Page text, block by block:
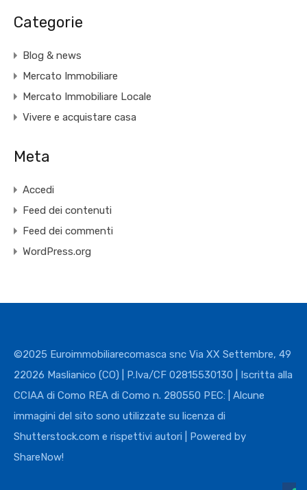
Categorie
Blog & news
Mercato Immobiliare
Mercato Immobiliare Locale
Vivere e acquistare casa
Meta
Accedi
Feed dei contenuti
Feed dei commenti
WordPress.org
©2025 Euroimmobiliarecomasca snc Via XX Settembre, 49
22026 Maslianico (CO) | P.Iva/CF 02815530130 | Iscritta alla
CCIAA di Como REA di Como n. 280550 PEC: | Alcune
immagini del sito sono utilizzate su licenza di
Shutterstock.com e rispettivi autori | Powered by
ShareNow!